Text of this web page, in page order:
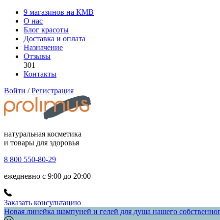
9 магазинов на КМВ
О нас
Блог красоты
Доставка и оплата
Назначение
Отзывы
301
Контакты
Войти / Регистрация
натуральная косметика
и товары для здоровья
8 800 550-80-29
ежедневно с 9:00 до 20:00
Заказать консультацию
Новая линейка шампуней и гелей для душа нашего